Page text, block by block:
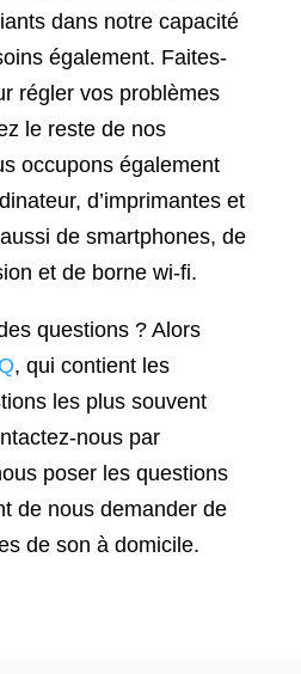
dans notre capacité
également. Faites-
régler vos problèmes
le reste de nos
occupons également
d’imprimantes et
de smartphones, de
et de borne wi-fi.
questions ? Alors
, qui contient les
les plus souvent
nous par
poser les questions
de nous demander de
de son à domicile.